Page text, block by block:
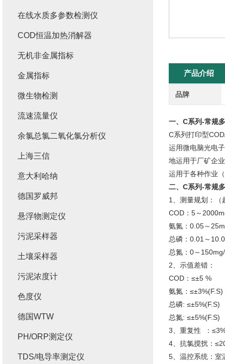
产品介绍
品牌
一、 C系列-常规
C系列打印型
运用微电脑光电
地运用于厂矿企
运用于各种作业
二、 C系列-常规
1、测量规划：（
COD：5～
氨氮：0.05～
总磷：0.01～
总氮：0～
2、示值差错：
COD：≤±5 %
氨氮：≤±3%(F.S)
总磷: ≤±5%(F.S)
总氮: ≤±5%(F.S)
3、重复性 ：
4、抗氯搅扰：
5、温控系统：
在线水质多参数检测仪
COD恒温加热消解器
无机非金属指标
金属指标
微生物检测
流速流量仪
余氯总氯二氧化氯分析仪
上海三信
意大利哈纳
德国罗威邦
悬浮物测定仪
污泥采样器
土壤采样器
污泥浓度计
色度仪
德国WTW
PH/ORP测定仪
TDS/电导率测定仪